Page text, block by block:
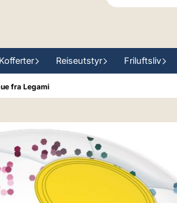
Kofferter Reiseutstyr Friluftsliv
fra Legami